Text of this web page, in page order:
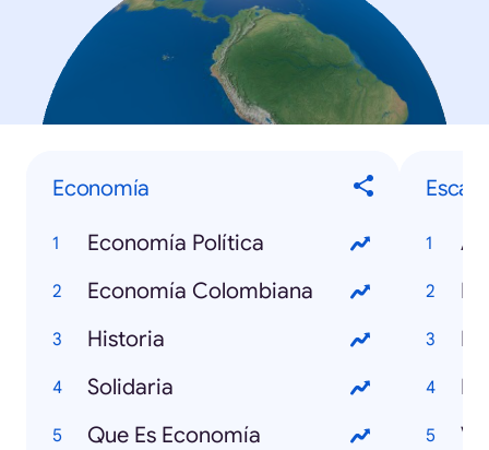
Economía
Economía Política
Economía Colombiana
Historia
Solidaria
Que Es Economía